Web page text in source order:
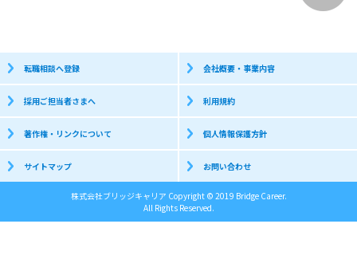
転職相談へ登録 会社概要・事業内容
採用ご担当者さまへ 利用規約
著作権・リンクについて 個人情報保護方針
サイトマップ お問い合わせ
株式会社ブリッジキャリア Copyright © 2019 Bridge Career.
All Rights Reserved.